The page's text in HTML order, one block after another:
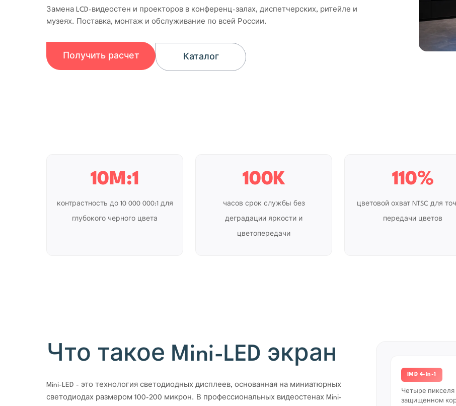
Замена LCD-видеостен и проекторов в конференц-залах, диспетчерских, ритейле и
музеях. Поставка, монтаж и обслуживание по всей России.
Получить расчет Каталог
10M:1
контрастность до 10 000 000:1 для
глубокого черного цвета
100K
часов срок службы без
деградации яркости и
цветопередачи
110%
цветовой охват NTSC для
передачи цветов
Что такое Mini-LED экран
Mini-LED - это технология светодиодных дисплеев, основанная на миниатюрных
светодиодах размером 100-200 микрон. В профессиональных видеостенах Mini-
IMD 4-in-1
Четыре пикселя
защищенном